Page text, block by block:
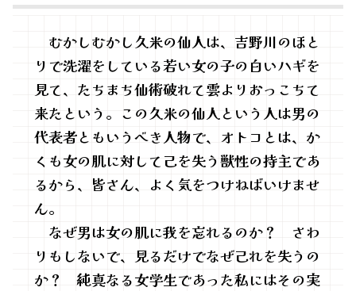
むかしむかし久米の仙人は、吉野川のほと
りで洗濯をしている若い女の子の白いハギを
見て、たちまち仙術破れて雲よりおっこちて
来たという。この久米の仙人という人は男の
代表者ともいうべき人物で、オトコとは、か
くも女の肌に対して己を失う獣性の持主であ
るから、皆さん、よく気をつけねばいけませ
ん。
なぜ男は女の肌に我を忘れるのか？ さわ
りもしないで、見るだけでなぜ己れを失うの
か？ 純真なる女学生であった私にはその実